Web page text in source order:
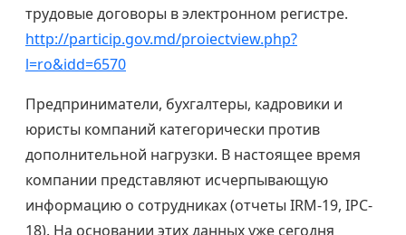
трудовые договоры в электронном регистре.
http://particip.gov.md/proiectview.php?
l=ro&idd=6570
Предприниматели, бухгалтеры, кадровики и
юристы компаний категорически против
дополнительной нагрузки. В настоящее время
компании представляют исчерпывающую
информацию о сотрудниках (отчеты IRM-19, IPC-
18). На основании этих данных уже сегодня